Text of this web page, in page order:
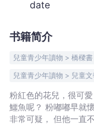
-
文
宇
｜
Bookniverse
书籍简介
兒童青少年讀物 > 橋樑
兒童青少年讀物 > 兒童
粉紅色的花兒，很可
鱷魚呢？ 粉嘟嘟早就懷疑過自己的顏色。 很多人一見他就笑，樣子
非常可疑， 但他一直不明白